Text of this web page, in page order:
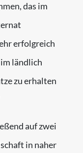
das im
erfolgreich
ländlich
zu erhalten
auf zwei
in naher